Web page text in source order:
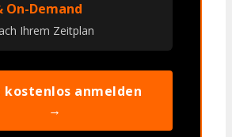
On-Demand
Ihrem Zeitplan
kostenlos anmelden
→